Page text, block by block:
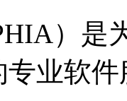
）是
业软